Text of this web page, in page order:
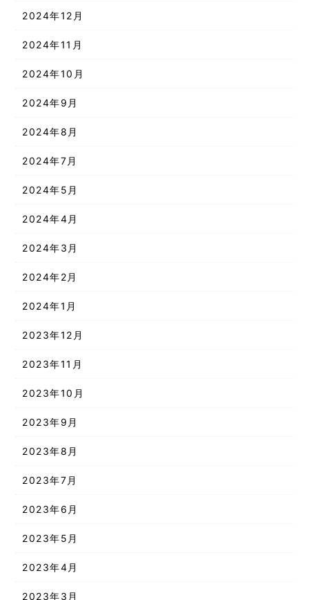
2024年12月
2024年11月
2024年10月
2024年9月
2024年8月
2024年7月
2024年5月
2024年4月
2024年3月
2024年2月
2024年1月
2023年12月
2023年11月
2023年10月
2023年9月
2023年8月
2023年7月
2023年6月
2023年5月
2023年4月
2023年3月